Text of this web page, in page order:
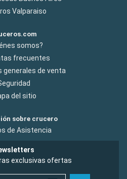
Valparaiso
somos?
frecuentes
generales de venta
del sitio
sobre crucero
de Asistencia
exclusivas ofertas